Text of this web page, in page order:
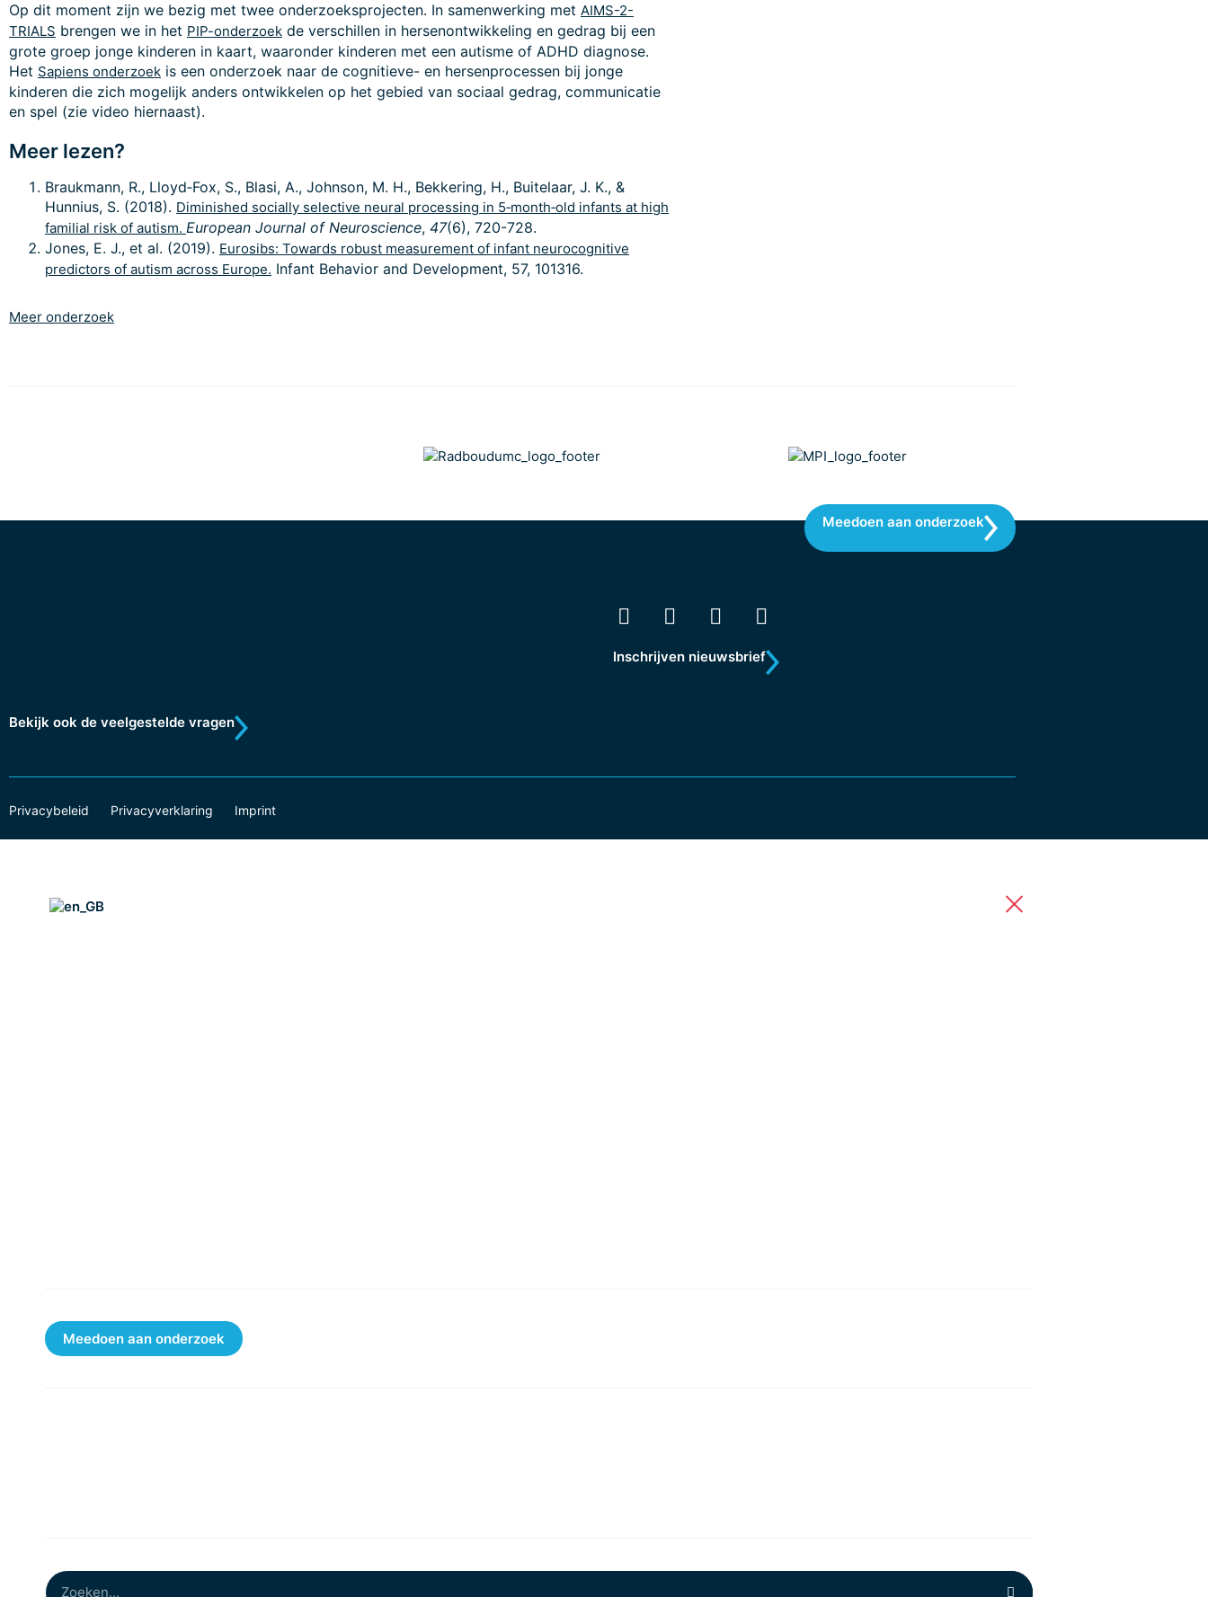
Op dit moment zijn we bezig met twee onderzoeksprojecten. In samenwerking met AIMS-2-
TRIALS brengen we in het PIP-onderzoek de verschillen in hersenontwikkeling en gedrag bij een
grote groep jonge kinderen in kaart, waaronder kinderen met een autisme of ADHD diagnose.
Het Sapiens onderzoek is een onderzoek naar de cognitieve- en hersenprocessen bij jonge
kinderen die zich mogelijk anders ontwikkelen op het gebied van sociaal gedrag, communicatie
en spel (zie video hiernaast).
Meer lezen?
Braukmann, R., Lloyd‐Fox, S., Blasi, A., Johnson, M. H., Bekkering, H., Buitelaar, J. K., &
Hunnius, S. (2018). Diminished socially selective neural processing in 5‐month‐old infants at high
familial risk of autism. European Journal of Neuroscience, 47(6), 720-728.
Jones, E. J., et al. (2019). Eurosibs: Towards robust measurement of infant neurocognitive
predictors of autism across Europe. Infant Behavior and Development, 57, 101316.
Meer onderzoek
Meedoen aan onderzoek
Inschrijven nieuwsbrief
Bekijk ook de veelgestelde vragen
Privacybeleid Privacyverklaring Imprint
Meedoen aan onderzoek